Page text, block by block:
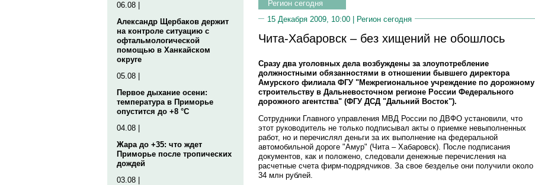
06.08 |
Александр Щербаков держит
на контроле ситуацию с
офтальмологической
помощью в Ханкайском
округе
05.08 |
Первое дыхание осени:
температура в Приморье
опустится до +8 °C
04.08 |
Жара до +35: что ждет
Приморье после тропических
дождей
03.08 |
Регион сегодня
15 Декабря 2009, 10:00 | Регион сегодня
Чита-Хабаровск – без хищений не обошлось
Сразу два уголовных дела возбуждены за злоупотребление
должностными обязанностями в отношении бывшего директора
Амурского филиала ФГУ "Межрегиональное учреждение по дорожному
строительству в Дальневосточном регионе России Федерального
дорожного агентства" (ФГУ ДСД "Дальний Восток").
Сотрудники Главного управления МВД России по ДВФО установили, что
этот руководитель не только подписывал акты о приемке невыполненных
работ, но и перечислял деньги за их выполнение на федеральной
автомобильной дороге "Амур" (Чита – Хабаровск). После подписания
документов, как и положено, следовали денежные перечисления на
расчетные счета фирм-подрядчиков. За свое безделье они получили около
34 млн рублей.